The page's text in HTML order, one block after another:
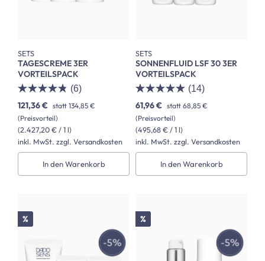
SETS
TAGESCREME 3ER
VORTEILSPACK
(6)
(2.427,20 € / 1 l)
121,36 € statt 134,85 €
(Preisvorteil)
inkl. MwSt. zzgl. Versandkosten
In den Warenkorb
SETS
SONNENFLUID LSF 30 3ER
VORTEILSPACK
(14)
(495,68 € / 1 l)
61,96 € statt 68,85 €
(Preisvorteil)
inkl. MwSt. zzgl. Versandkosten
In den Warenkorb
Rabatt
% Rabatt
%